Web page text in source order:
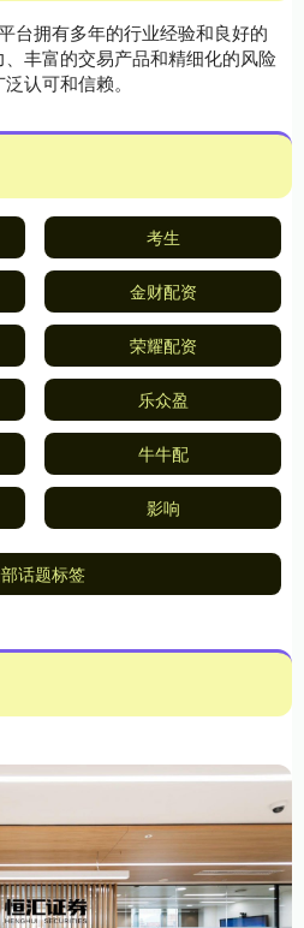
台拥有多年的行业经验和良好的
丰富的交易产品和精细化的风险
认可和信赖。
考生
金财配资
荣耀配资
乐众盈
牛牛配
影响
话题标签